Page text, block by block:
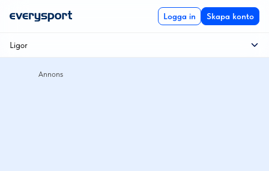
Logga in Skapa konto
Ligor
Hockeyallsvenskan